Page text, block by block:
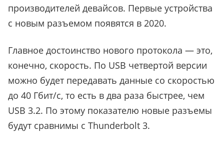
производителей девайсов. Первые устройства
с новым разъемом появятся в 2020.
Главное достоинство нового протокола — это,
конечно, скорость. По USB четвертой версии
можно будет передавать данные со скоростью
до 40 Гбит/с, то есть в два раза быстрее, чем
USB 3.2. По этому показателю новые разъемы
будут сравнимы с Thunderbolt 3.